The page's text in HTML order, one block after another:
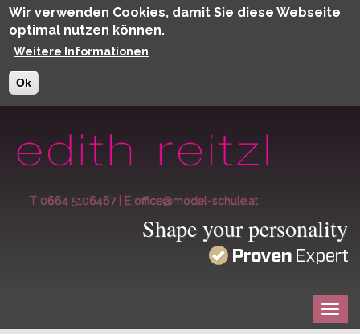
Wir verwenden Cookies, damit Sie diese Webseite
optimal nutzen können.
Weitere Informationen
Ok
T 0664 5106467| E office@model-schule.at
Shape your personality